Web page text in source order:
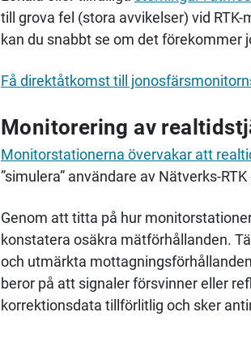
till grova fel (stora avvikelser) vid
kan du snabbt se om det förekommer
Få direktåtkomst till
Monitorering av
Monitorstationerna övervakar att
”simulera” användare av Nätverks-RTK
Genom att titta på hur
konstatera osäkra mätförhållanden.
och utmärkta
beror på att signaler försvinner eller
korrektionsdata tillförlitlig och sker